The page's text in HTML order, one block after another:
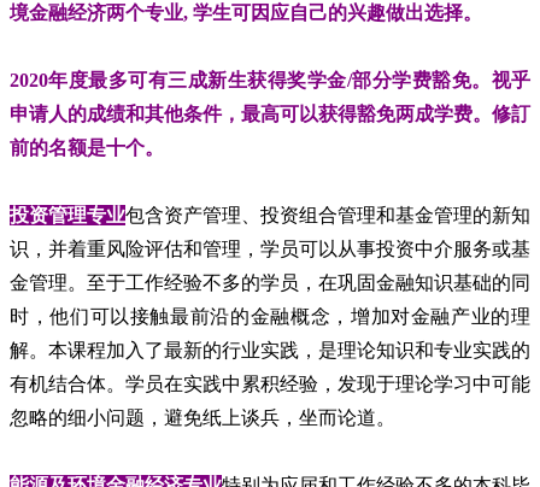
境金融经济两个专业, 学生可因应自己的兴趣做出选择。
2020年度最多可有三成新生获得奖学金/部分学费豁免。视乎
申请人的成绩和其他条件，最高可以获得豁免两成学费。修訂
前的名额是十个。
投资管理专业包含资产管理、投资组合管理和基金管理的新知
识，并着重风险评估和管理，学员可以从事投资中介服务或基
金管理。至于工作经验不多的学员，在巩固金融知识基础的同
时，他们可以接触最前沿的金融概念，增加对金融产业的理
解。本课程加入了最新的行业实践，是理论知识和专业实践的
有机结合体。学员在实践中累积经验，发现于理论学习中可能
忽略的细小问题，避免纸上谈兵，坐而论道。